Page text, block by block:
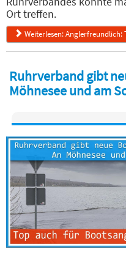
Ort treffen.
Weiterlesen: Anglerfreundlich:
Ruhrverband gibt
Möhnesee und am